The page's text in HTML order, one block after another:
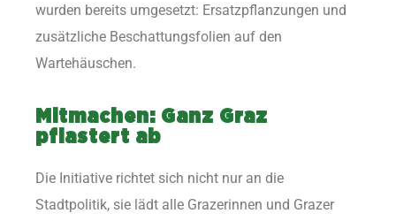
wurden bereits umgesetzt: Ersatzpflanzungen und
zusätzliche Beschattungsfolien auf den
Wartehäuschen.
Mitmachen: Ganz Graz
pflastert ab
Die Initiative richtet sich nicht nur an die
Stadtpolitik, sie lädt alle Grazerinnen und Grazer